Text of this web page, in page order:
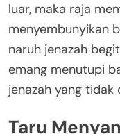
luar, maka raja
menyembunyikan
naruh jenazah
emang menutupi
jenazah yang tidak
Taru